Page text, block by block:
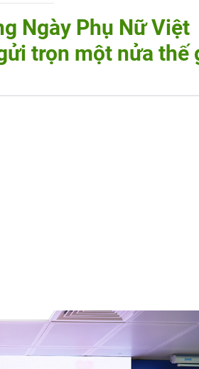
Ngày Phụ Nữ Việt
trọn một nửa thế